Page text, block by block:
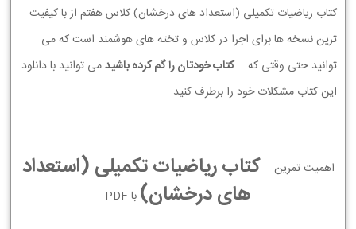
کتاب ریاضیات تکمیلی (استعداد های درخشان) کلاس هفتم از با کیفیت
ترین نسخه ها برای اجرا در کلاس و تخته های هوشمند است که می
توانید حتی وقتی که
کتاب خودتان را گم کرده باشیدمی توانید با دانلود
این کتاب مشکلات خود را برطرف کنید.
اهمیت تمرین
کتاب ریاضیات تکمیلی (استعداد
های درخشان) با PDF